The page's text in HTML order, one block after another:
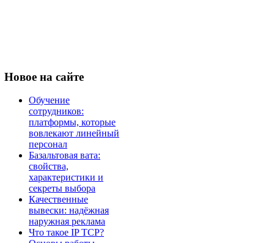
Новое на сайте
Обучение
сотрудников:
платформы, которые
вовлекают линейный
персонал
Базальтовая вата:
свойства,
характеристики и
секреты выбора
Качественные
вывески: надёжная
наружная реклама
Что такое IP TCP?